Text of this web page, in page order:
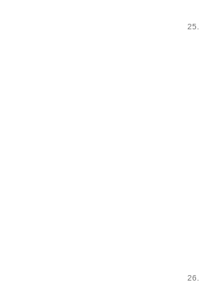
25.
26.